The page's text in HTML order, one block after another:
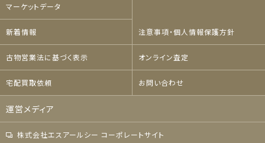
マーケットデータ
新着情報 注意事項・個人情報保護方針
古物営業法に基づく表示 オンライン査定
宅配買取依頼 お問い合わせ
運営メディア
株式会社エスアールシー コーポレートサイト